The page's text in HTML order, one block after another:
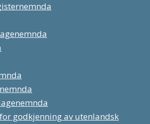
godkjenning av utenlandsk